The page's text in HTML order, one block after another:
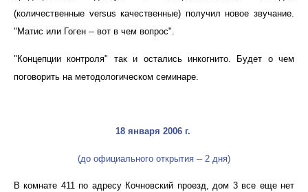
(количественные versus качественные) получил новое звучание.
"Матис или Гоген – вот в чем вопрос".
"Концепции контроля" так и остались инкогнито. Будет о чем
поговорить на методологическом семинаре.
18 января 2006 г.
(до официального открытия – 2 дня)
В комнате 411 по адресу Кочновский проезд, дом 3 все еще нет